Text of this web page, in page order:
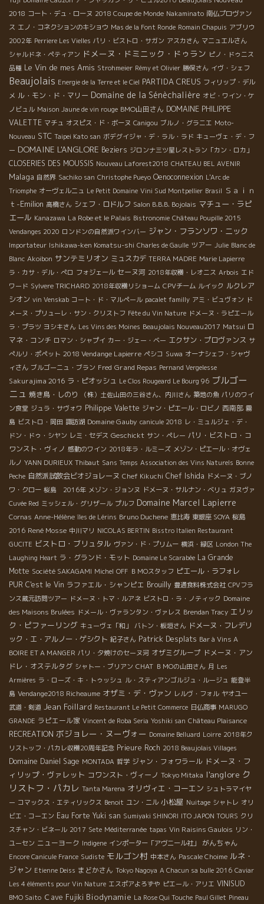
2018 コート・デュ・ローヌ 2018 Coupe de Monde Nakaminato 南仏プロヴァン
ス エノ・コネクションのキショウ Mas de la Font Ronde Romain Chapuis アブリウ
2002年 Perriere Les Vielles パリ・ビストロ・サガン アスカさん マニュエルさん
シャルドネ・ペティアン ドメーヌ・ドミニック・ドゥラン ピノ・ドゥニス
品種 Le Vin de mes Amis Strohmeier Rémy et Olivier 勝俣さん イヴ・シェフ
Beaujolais Energie de la Terre et le Ciel PARTIDA CREUS フィリップ・デル
メ ル・モン・ド・マリー Domaine de la Sénèchalière オビ・ワイン・ケ
ノビュル Maison Jaune de vin rouge BMO山田さん DOMAINE PHILIPPE
VALETTE マチュ オスピス・ド・ボーヌ Canigou ブルノ・グラニエ Moto-
Nouveau STC Taipei Kato san ボデグイジャ・デ・ラル・ラド キューヴェ・デ・フ
ー DOMAINE L'ANGLORE Beziers ジロンナ三ツ星レストラン「カン・ロカ」
CLOSERIES DES MOUSSIS Nouveau Laforest2018 CHATEAU BEL AVENIR
Malaga 自然界 Sachiko san Christophe Pueyo Oenoconnexion L'Arc de
Triomphe オーヴェルニュ Le Petit Domaine Vini Sud Montpellier Brasil Ｓａｉｎ
ｔ-Emilion 高橋さん シェフ・ロドルフ Salon B.B.B. Bojolais マチュー・ラピ
エール Kanazawa La Robe et le Palais Bistronomie Château Poupille 2015
Vendanges 2020 ロンドンの自然派ワインバー ジャン・フランソワ・ニック
Importateur Ishikawa-ken Komatsu-shi Charles de Gaulle ツアー Julie Blanc de
Blanc Akoibon サンテミリオン ミュスカデ TERRA MADRE Marie Lapierre
ラ・カサ・デル・ぺロ フォジェール セーヌ河 2018年収穫・レオニス Arbois エド
ワード Sylvere TRICHARD 2018年収穫リショーム CPVチーム ルイック ルクレア
シオン vin Venskab コート・ド・マルペール pacalet familly アミ・ビュヴォン ド
メーヌ・プリューレ・サン・クリストフ Fête du Vin Nature ドメーヌ・ラピエール
ラ・プラツ ヨシキさん Les Vins des Moines Beaujolais Nouveau2017 Matsui ロ
マネ・コンチ ロマン・シャプイ カー・ジェー・ベー エクサン・プロヴァンス サ
ぺルリ・ポペット 2018 Vendange Lapierre ペシコ Suwa オーナシェフ・シャヴ
ィさん ブルゴーニュ・ブラン Fred Grand Repas Pernand Vergelesse
Sakurajima 2016 ラ・ピオッシュ Le Clos Rougeard Le Bourg 96 ブルゴー
ニュ 焼き鳥・しのり （株）土佐山田の三谷さん、内川さん 築地の魚 パリのワイ
ン食堂 ジュラ・サヴォワ Philippe Valette ジャン・ピエール・ロビノ 西南部 霧
島 ビストロ・岡田 諏訪湖 Domaine Gauby canicule 2018 レ・ミュルジェ・デ・
ドン・ドゥ・シヤン レミ・セデス Geschickt サン・ペレー パリ・ビストロ・コ
ワンスト・ヴィノ 感動のワイン 2018年ラ・ルミーズ メゾン・ピエール・オヴェ
ルノ YANN DURIEUX Thibaut Sans Temps Association des Vins Naturels Bonne
Peche 自然派試飲会ビオジョレーヌ Chef Kikuchi Chef Ishida ドメーヌ・ブノ
ワ・クロー 桜島 2016年 メゾン・ジョンヌ ドメーヌ・サルナン・ベリュ ガヌヴァ
Cuvée Red ミッシェル・グリザール プルフ Domaine Marcel Lapierre
Cornas Anne-Hélène îles de Lérins Bruno Duchene 恵比寿 東銀座 SOYA 桜島
2016 René Mosse 中川マリ NICOLAS BERTIN Bisstro Italien Restaurant
GUCITE ビストロ・ブリュタル ヴァン・ド・プリムー 横浜・緑区 London The
Laughing Heart ラ・グランド・モット Domaine Le Scarabée La Grande
Motte Société SAKAGAMI Michel OFF ＢＭОスタッフ ピエール・ラフォレ
PUR C'est le Vin ラファエル・シャンピエ Brouilly 豊通食料株式会社 CPVフラ
ンス蔵元訪問ツアー ドメーヌ・トマ・ルアネ ビストロ・ラ・ノティック Domaine
des Maisons Brulées ドメール・ヴァランタン・ヴァレス Brendan Tracy エリッ
ク・ピファーリング キューヴェ「和」 バトン・板垣さん ドメーヌ・フレデリ
ック・エ・アルノー・ゲシクト 紀子さん Patrick Desplats Bar à Vins A
BOIRE ET A MANGER パリ・夕焼けのセーヌ河 オザミグループ ドメーヌ・アン
ドレ・オステルタグ シャトー・ブリアン CHAT ＢＭОの山田さん 月 Les
Armières ラ・ローズ・キ・トゥッシュ ル・スティアンゴルジュ・ルージュ 能登半
島 Vendange2018 Richeaume オザミ・デ・ヴァン レルヴ・フォル ヤオユー
武道・剣道 Jean Foillard Restaurant Le Petit Commerce 日仏商事 MARUGO
GRANDE ラピエール家 Vincent de Roba Seria Yoshiki san Château Plaisance
RECREATION ボジョレー・ヌーヴォー Domaine Belluard Loirre 2018年ク
リストッフ・パカレ収穫20周年記念 Prieure Roch 2018 Beaujolais Villages
Domaine Daniel Sage MONTADA 哲学 ジャン・フォワラール ドメーヌ・フ
ィリップ・ヴァレット コワンスト・ヴィーノ Tokyo Mitaka l'anglore ク
リストフ・パカレ Tanta Marena オリヴィエ・コーエン シュトラマイヤ
ー コマックス・エティリックス Benoit ユン・ニル 小松屋 Nuitage シャトレ オリ
ビエ・コーエン Eau Forte Yuki san Sumiyaki SHINORI ITO JAPON TOURS クリ
スチャン・ビネール 2017 Sete Méditerranée tapas Vin Raisins Gaulois リン・
ユーセン ニューヨーク Indigene インポーター「アヴニール社」 がんちゃん
Encore Canicule France Sudiste モルゴン村 中本さん Pascale Choime ルネ・
ジャン Etienne Deiss まどかさん Tokyo Nagoya A Chacun sa bulle 2016 Caviar
Les 4 éléments pour Vin Nature エスポアよろずや ピエール・アリエ VINISUD
BMO Saito Ｃave Fujiki Biodynamie La Rose Qui Touche Paul Gillet Pineau